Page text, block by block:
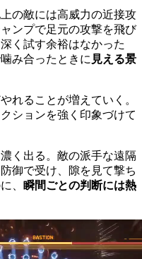
の敵には高威力の近接攻
ンプで足元の攻撃を飛び
く試す余裕はなかった
み合ったときに 見える景
れることが増えていく。
ションを強く印象づけて
く出る。敵の派手な遠隔
御で受け、隙を見て撃ち
、 瞬間ごとの判断には熱